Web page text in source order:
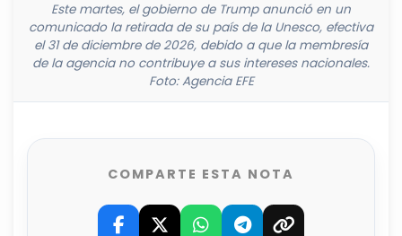
Este martes, el gobierno de Trump anunció en un
comunicado la retirada de su país de la Unesco, efectiva
el 31 de diciembre de 2026, debido a que la membresía
de la agencia no contribuye a sus intereses nacionales.
Foto: Agencia EFE
COMPARTE ESTA NOTA